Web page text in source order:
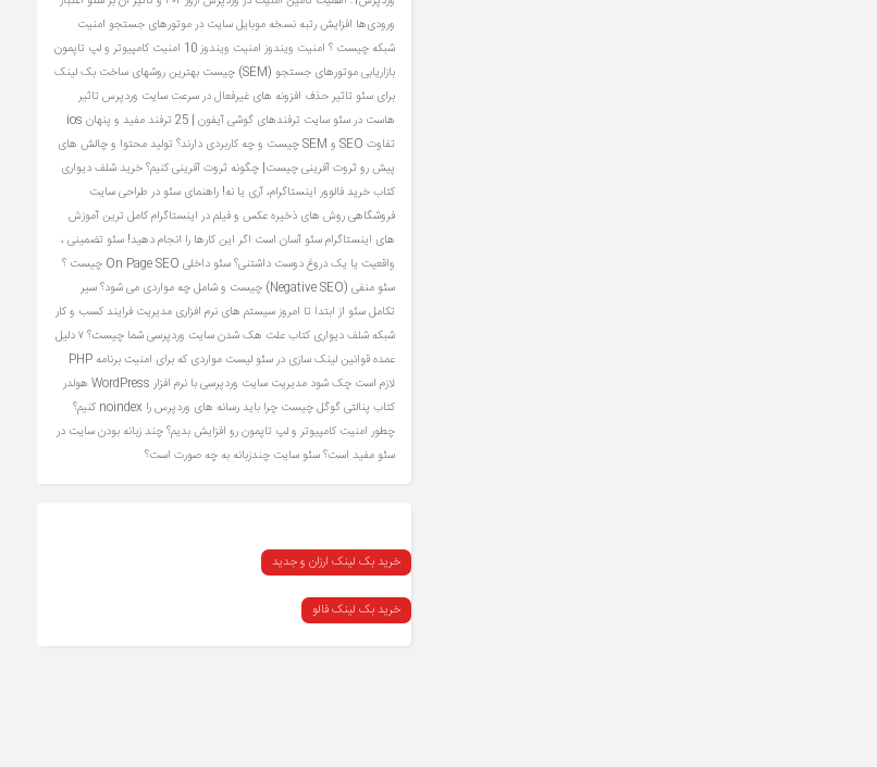
ورودی‌ها افزایش رتبه نسخه موبایل سایت در موتورهای جستجو امنیت
شبکه چیست ؟ امنیت ویندوز امنیت ویندوز 10
امنیت کامپیوتر و لپ تاپمون
بازاریابی موتورهای جستجو (SEM) چیست
بهترین روشهای ساخت بک لینک
برای سئو تاثیر حذف افزونه های غیرفعال در سرعت سایت وردپرس تاثیر
هاست در سئو سایت ترفندهای گوشی آیفون | 25 ترفند مفید و پنهان ios
تفاوت SEO و SEM چیست و چه کاربردی دارند؟
تولید محتوا و چالش های
پیش روثروت آفرینی چیست| چگونه ثروت آفرینی کنیم؟خرید شلف دیواری
کتابخرید فالوور اینستاگرام، آری یا نه! راهنمای سئو در طراحی سایت
فروشگاهیروش های ذخیره عکس و فیلم در اینستاگرام کامل ترین آموزش
های اینستاگرامسئو آسان است اگر این کارها را انجام دهید! سئو تضمینی ،
واقعیت یا یک دروغ دوست‌ داشتنی؟سئو داخلی On Page SEO چیست ؟
سئو منفی (Negative SEO) چیست و شامل چه مواردی می شود؟
سیر
تکامل سئو از ابتدا تا امروز سیستم های نرم افزاری مدیریت فرایند کسب و کار
شبکهشلف دیواری کتاب
علت هک شدن سایت وردپرسی شما چیست؟ ۷ دلیل
عمدهقوانین لینک سازی در سئو
لیست مواردی که برای امنیت برنامه PHP
لازم است چک شود مدیریت سایت وردپرسی با نرم افزار WordPress
هولدر
کتاب پنالتی گوگل چیست چرا باید رسانه های وردپرس را noindex کنیم؟
چطور امنیت کامپیوتر و لپ تاپمون رو افزایش بدیم؟چند زبانه بودن سایت در
سئو مفید است؟ سئو سایت چندزبانه به چه صورت است؟
خرید بک لینک ارزان و جدید
خرید بک لینک فالو